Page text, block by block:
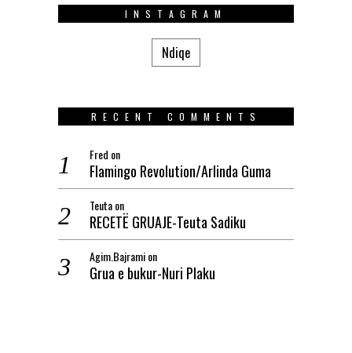
INSTAGRAM
Ndiqe
RECENT COMMENTS
Fred on
Flamingo Revolution/Arlinda Guma
Teutaon
RECETË GRUAJE-Teuta Sadiku
Agim.Bajramion
Grua e bukur-Nuri Plaku